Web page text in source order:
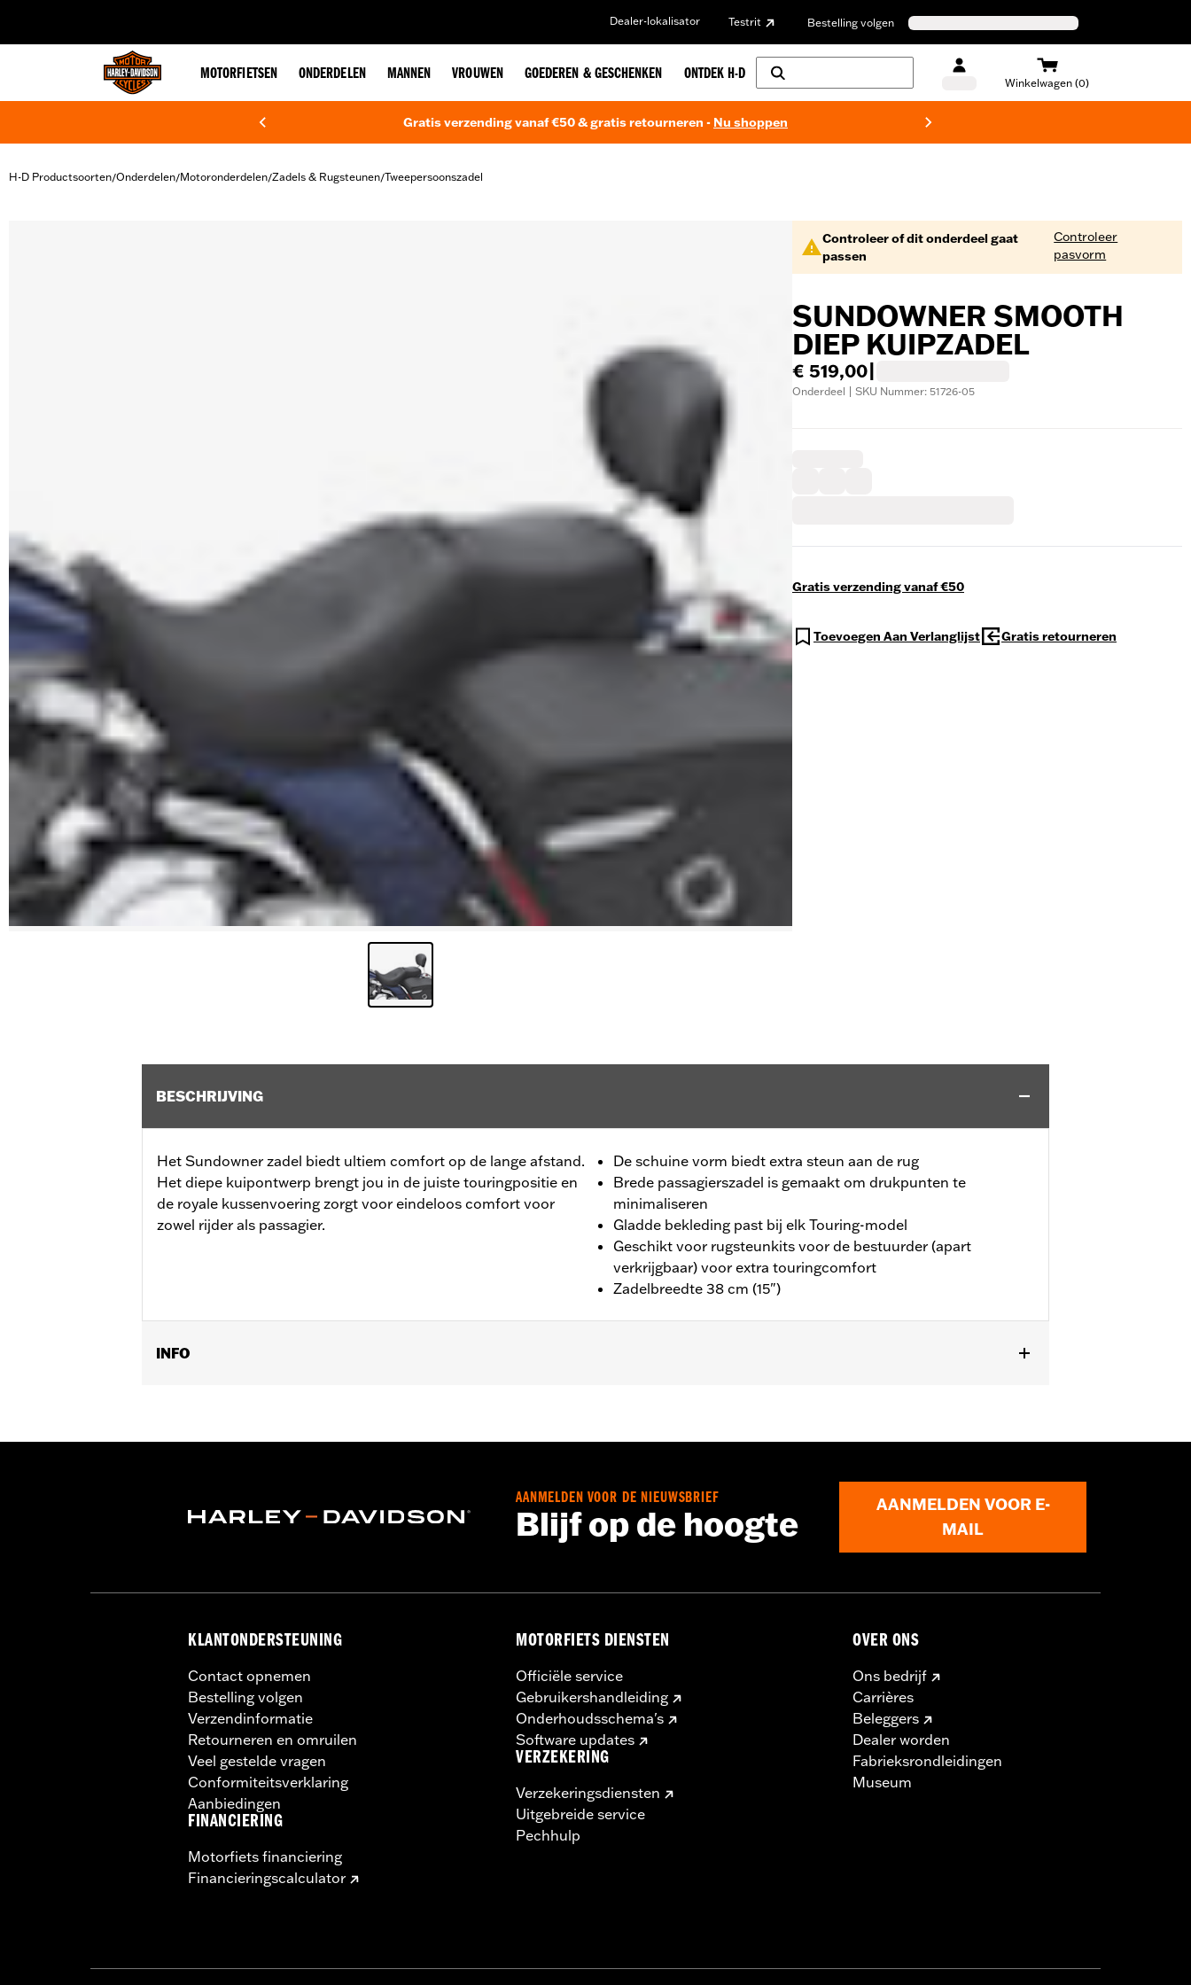
Dealer-lokalisator Testrit Bestelling volgen
MOTORFIETSEN ONDERDELEN MANNEN VROUWEN GOEDEREN & GESCHENKEN ONTDEK H-D
Winkelwagen (0)
Gratis verzending vanaf €50 & gratis retourneren - Nu shoppen
H-D Productsoorten/Onderdelen/Motoronderdelen/Zadels & Rugsteunen/Tweepersoonszadel
Controleer of dit onderdeel gaat
passen
Controleer
pasvorm
SUNDOWNER SMOOTH
DIEP KUIPZADEL
€ 519,00
Onderdeel | SKU Nummer: 51726-05
Gratis verzending vanaf €50
Toevoegen Aan Verlanglijst Gratis retourneren
BESCHRIJVING
Het Sundowner zadel biedt ultiem comfort op de lange afstand.
Het diepe kuipontwerp brengt jou in de juiste touringpositie en
de royale kussenvoering zorgt voor eindeloos comfort voor
zowel rijder als passagier.
De schuine vorm biedt extra steun aan de rug
Brede passagierszadel is gemaakt om drukpunten te
minimaliseren
Gladde bekleding past bij elk Touring-model
Geschikt voor rugsteunkits voor de bestuurder (apart
verkrijgbaar) voor extra touringcomfort
Zadelbreedte 38 cm (15")
INFO
Installatie-instructies
Breedte zitje:12.0
AANMELDEN VOOR DE NIEUWSBRIEF
Blijf op de hoogte
AANMELDEN VOOR E-
MAIL
KLANTONDERSTEUNING
Contact opnemen
Bestelling volgen
Verzendinformatie
Retourneren en omruilen
Veel gestelde vragen
Conformiteitsverklaring
Aanbiedingen
FINANCIERING
Motorfiets financiering
Financieringscalculator
MOTORFIETS DIENSTEN
Officiële service
Gebruikershandleiding
Onderhoudsschema's
Software updates
VERZEKERING
Verzekeringsdiensten
Uitgebreide service
Pechhulp
OVER ONS
Ons bedrijf
Carrières
Beleggers
Dealer worden
Fabrieksrondleidingen
Museum